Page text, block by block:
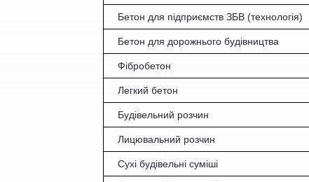
Бетон для підприємств ЗБВ (технологія)
Бетон для дорожнього будівництва
Фібробетон
Легкий бетон
Будівельний розчин
Лицювальний розчин
Сухі будівельні суміші